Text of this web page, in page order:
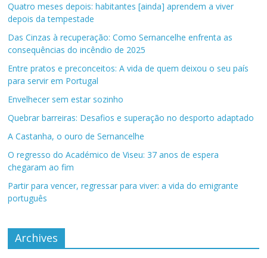
Quatro meses depois: habitantes [ainda] aprendem a viver
depois da tempestade
Das Cinzas à recuperação: Como Sernancelhe enfrenta as
consequências do incêndio de 2025
Entre pratos e preconceitos: A vida de quem deixou o seu país
para servir em Portugal
Envelhecer sem estar sozinho
Quebrar barreiras: Desafios e superação no desporto adaptado
A Castanha, o ouro de Sernancelhe
O regresso do Académico de Viseu: 37 anos de espera
chegaram ao fim
Partir para vencer, regressar para viver: a vida do emigrante
português
Archives